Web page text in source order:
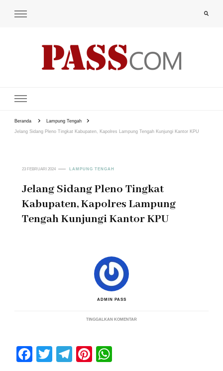
Beranda Lampung Tengah
Jelang Sidang Pleno Tingkat Kabupaten, Kapolres Lampung Tengah Kunjungi Kantor KPU
23 FEBRUARI 2024 LAMPUNG TENGAH
Jelang Sidang Pleno Tingkat
Kabupaten, Kapolres Lampung
Tengah Kunjungi Kantor KPU
ADMIN PASS
TINGGALKAN KOMENTARPADA
Facebook
TwitterTelegram
Pinterest